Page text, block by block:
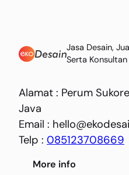
Jasa Desain,
Serta
Alamat : Perum
Java
Email :
Telp : 085123708669
More info